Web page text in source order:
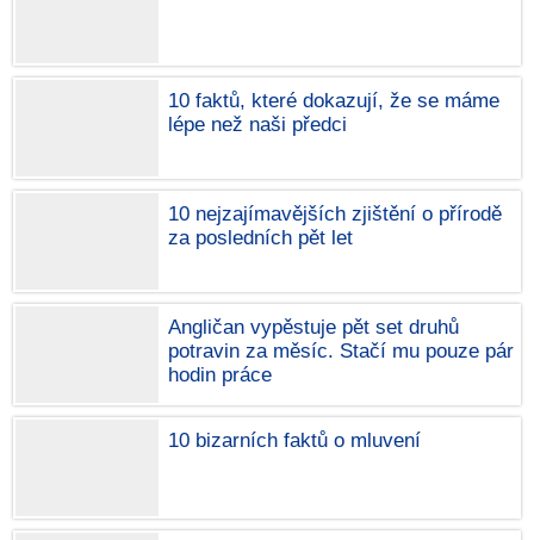
10 faktů, které dokazují, že se máme
lépe než naši předci
10 nejzajímavějších zjištění o přírodě
za posledních pět let
Angličan vypěstuje pět set druhů
potravin za měsíc. Stačí mu pouze pár
hodin práce
10 bizarních faktů o mluvení